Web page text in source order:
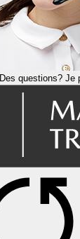
Des questions? Je